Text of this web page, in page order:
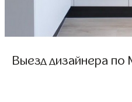
Выезд дизайнера по